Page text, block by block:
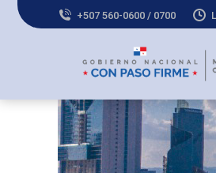
+507 560-0600 / 0700